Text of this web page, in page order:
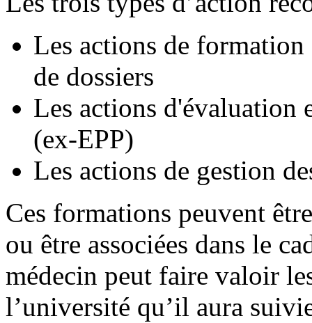
Les actions de
de dossiers
Les actions d'évaluation
(ex-EPP)
Les actions de gestion
Ces formations peuvent
ou être associées dans le
médecin peut faire valoir
l’université qu’il aura